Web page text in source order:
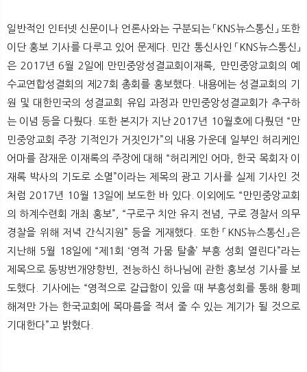
일반적인 인터넷 신문이나 언론사와는 구분되는 「KNS뉴스통신」 또한
이단 홍보 기사를 다루고 있어 문제다. 민간 통신사인 「KNS뉴스통신」
은 2017년 6월 2일에 만민중앙성결교회이재록, 만민중앙교회의 예
수교연합성결회의 제27회 총회를 홍보했다. 내용에는 성결교회의 기
원 및 대한민국의 성결교회 유입 과정과 만민중앙성결교회가 추구하
는 이념 등을 다뤘다. 또한 본지가 지난 2017년 10월호에 다뤘던 “만
민중앙교회 주장 기적인가 거짓인가”의 내용 가운데 일부인 허리케인
어마를 잠재운 이재록의 주장에 대해 “허리케인 어마, 한국 목회자 이
재록 박사의 기도로 소멸”이라는 제목의 광고 기사를 실제 기사인 것
처럼 2017년 10월 13일에 보도한 바 있다. 이외에도 “만민중앙교회
의 하계수련회 개최 홍보”, “구로구 치안 유지 전념, 구로 경찰서 의무
경찰을 위해 저녁 간식지원” 등을 게재했다. 또한 「KNS뉴스통신」은
지난해 5월 18일에 “제1회 ‘영적 가뭄 탈출’ 부흥 성회 열린다”라는
제목으로 동방번개양향빈, 전능하신 하나님에 관한 홍보성 기사를 보
도했다. 기사에는 “영적으로 갈급함이 있을 때 부흥성회를 통해 황폐
해져만 가는 한국교회에 목마름을 적셔 줄 수 있는 계기가 될 것으로
기대한다”고 밝혔다.